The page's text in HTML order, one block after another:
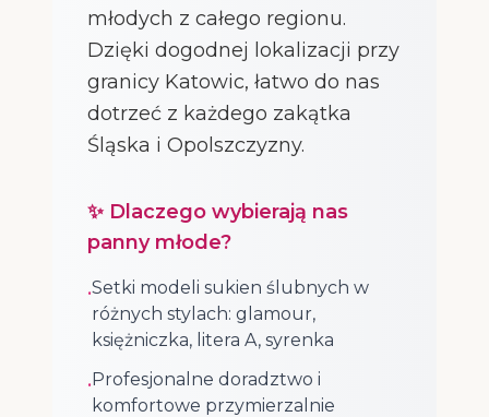
młodych z całego regionu.
Dzięki dogodnej lokalizacji przy
granicy Katowic, łatwo do nas
dotrzeć z każdego zakątka
Śląska i Opolszczyzny.
✨ Dlaczego wybierają nas
panny młode?
•Setki modeli sukien ślubnych w
różnych stylach: glamour,
księżniczka, litera A, syrenka
•Profesjonalne doradztwo i
komfortowe przymierzalnie